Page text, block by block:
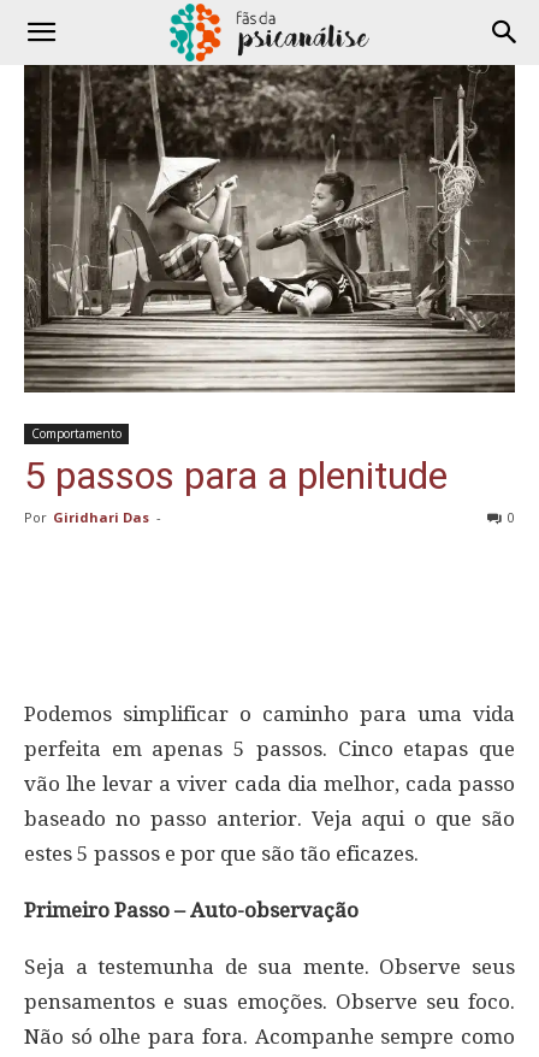
Comportamento
5 passos para a plenitude
Por Giridhari Das - 0
Podemos simplificar o caminho para uma vida
perfeita em apenas 5 passos. Cinco etapas que
vão lhe levar a viver cada dia melhor, cada passo
baseado no passo anterior. Veja aqui o que são
estes 5 passos e por que são tão eficazes.
Primeiro Passo – Auto-observação
Seja a testemunha de sua mente. Observe seus
pensamentos e suas emoções. Observe seu foco.
Não só olhe para fora. Acompanhe sempre como